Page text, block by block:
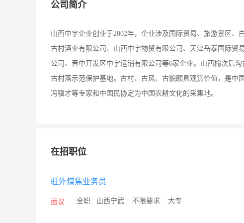
公司简介
山西中宇企业创业于2002年，企业涉及国际贸易、旅游景区
古村酒业有限公司、山西中宇物贸有限公司、天津岳泰国际贸
公司、晋中开发区中宇运销有限公司等6家企业。山西榆次后
古村落示范保护基地。古村、古风、古貌颇具观赏价值，是
冯骥才等专家和中国民协定为中国农耕文化的采集地。
在招职位
驻外煤焦业务员
面议 全职 山西宁武 不限要求 大专